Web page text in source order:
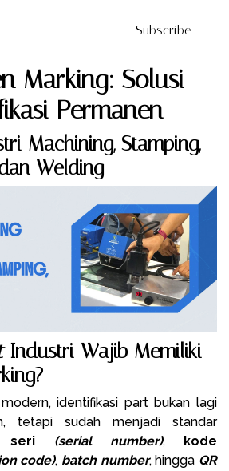
Subscribe
Marking: Solusi
Permanen
Machining, Stamping,
Welding
Industri Wajib Memiliki
identifikasi part bukan lagi
tetapi sudah menjadi standar
seri (serial number), kode
code), batch number, hingga QR